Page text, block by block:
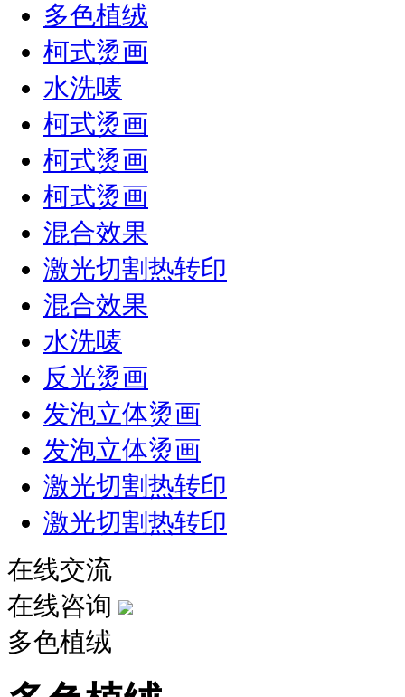
多色植绒
柯式烫画
水洗唛
柯式烫画
柯式烫画
柯式烫画
混合效果
激光切割热转印
混合效果
水洗唛
反光烫画
发泡立体烫画
发泡立体烫画
激光切割热转印
激光切割热转印
在线交流
在线咨询
多色植绒